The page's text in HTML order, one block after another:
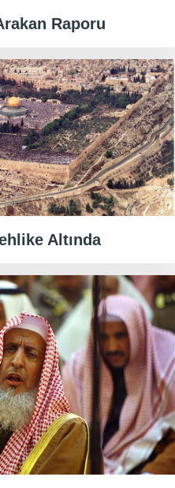
Raporu
Altında